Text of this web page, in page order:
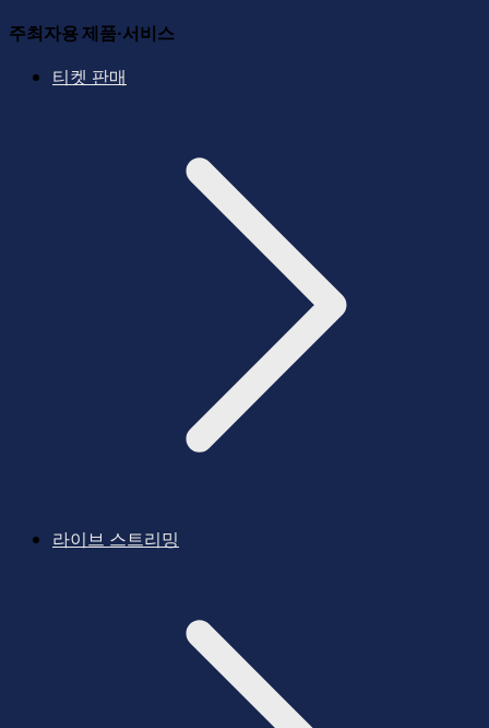
주최자용 제품·서비스
티켓 판매
라이브 스트리밍